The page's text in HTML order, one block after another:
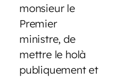
monsieur le
Premier
ministre, de
mettre le holà
publiquement et